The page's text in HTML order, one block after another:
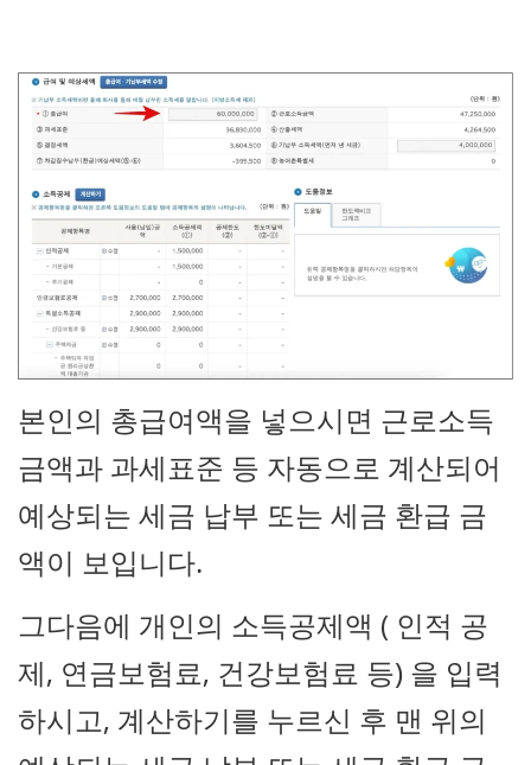
본인의 총급여액을 넣으시면 근로소득
금액과 과세표준 등 자동으로 계산되어
예상되는 세금 납부 또는 세금 환급 금
액이 보입니다.
그다음에 개인의 소득공제액 ( 인적 공
제, 연금보험료, 건강보험료 등) 을 입력
하시고, 계산하기를 누르신 후 맨 위의